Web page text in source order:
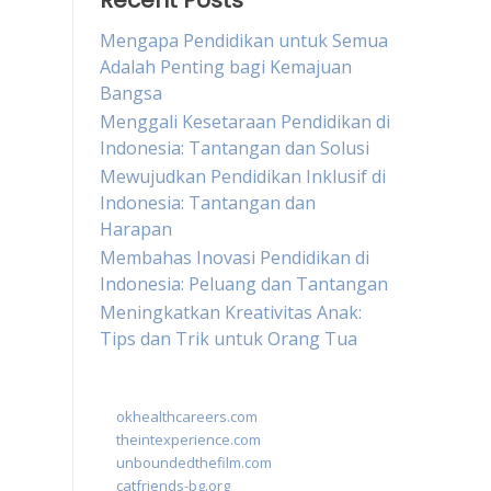
Mengapa Pendidikan untuk Semua
Adalah Penting bagi Kemajuan
Bangsa
Menggali Kesetaraan Pendidikan di
Indonesia: Tantangan dan Solusi
Mewujudkan Pendidikan Inklusif di
Indonesia: Tantangan dan
Harapan
Membahas Inovasi Pendidikan di
Indonesia: Peluang dan Tantangan
Meningkatkan Kreativitas Anak:
Tips dan Trik untuk Orang Tua
okhealthcareers.com
theintexperience.com
unboundedthefilm.com
catfriends-bg.org